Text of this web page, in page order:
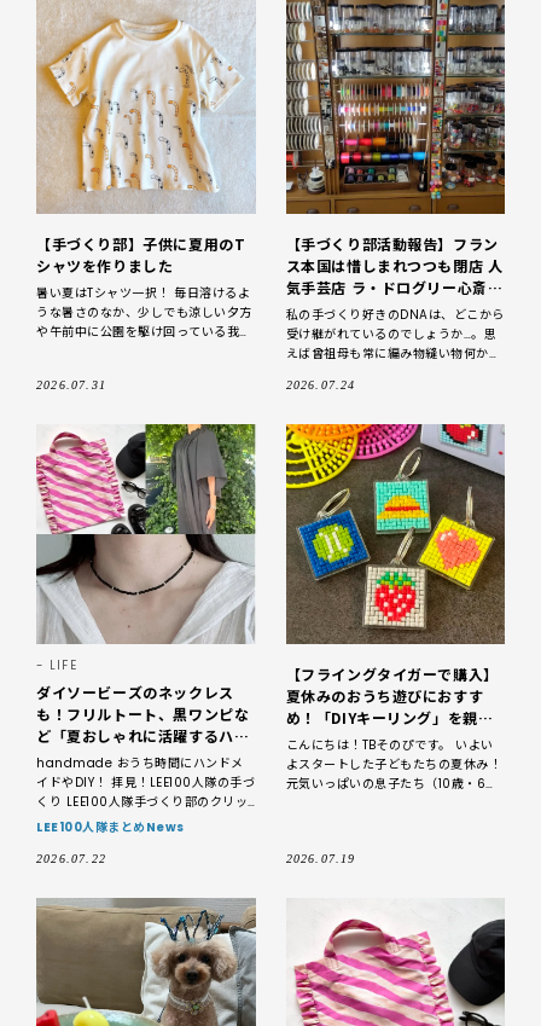
【手づくり部】子供に夏用のT
シャツを作りました
暑い夏はTシャツ一択！ 毎日溶けるよ
うな暑さのなか、少しでも涼しい夕方
や午前中に公園を駆け回っている我が
もしましたが、最近は
2026.07.31
【手づくり部活動報告】フラン
ス本国は惜しまれつつも閉店 人
気手芸店 ラ・ドログリー心斎橋
店へ行ってきました。
私の手づくり好きのDNAは、どこから
受け継がれているのでしょうか…。思
えば曾祖母も常に編み物縫い物何か作
ささっと編み物をしているような人。
2026.07.24
LIFE
ダイソービーズのネックレス
も！フリルトート、黒ワンピな
ど「夏おしゃれに活躍するハン
ドメイド」3選【LEE100人隊手
づくり部・2026】
handmade おうち時間にハンドメ
イドやDIY！ 拝見！LEE100人隊の手づ
くり LEE100人隊手づくり部のクリッ
プより、「最近作ったお気に入り」の
LEE100人隊まとめNews
2026.07.22
【フライングタイガーで購入】
夏休みのおうち遊びにおすす
め！「DIYキーリング」を親子
で作ってみた♪10歳・6歳ママ
こんにちは！TBそのぴです。 いよい
よスタートした子どもたちの夏休み！
元気いっぱいの息子たち（10歳・6
2026.07.19